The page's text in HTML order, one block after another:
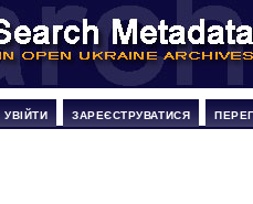
УВІЙТИ ЗАРЕЄСТРУВАТИСЯ